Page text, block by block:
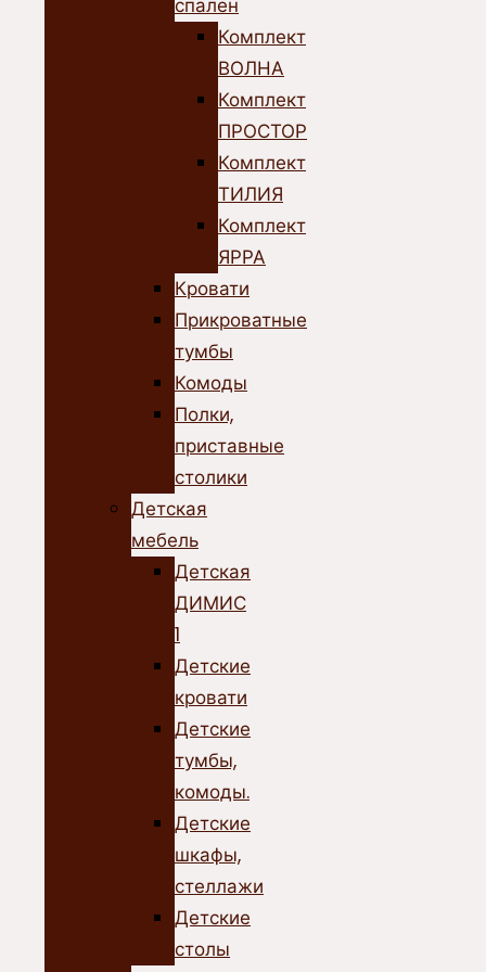
Комплект
ВОЛНА
Комплект
ПРОСТОР
Комплект
ТИЛИЯ
Комплект
ЯРРА
Кровати
Прикроватные
тумбы
Комоды
Полки,
приставные
столики
Детская
мебель
Детская
ДИМИС
1
Детские
кровати
Детские
тумбы,
комоды.
Детские
шкафы,
стеллажи
Детские
столы